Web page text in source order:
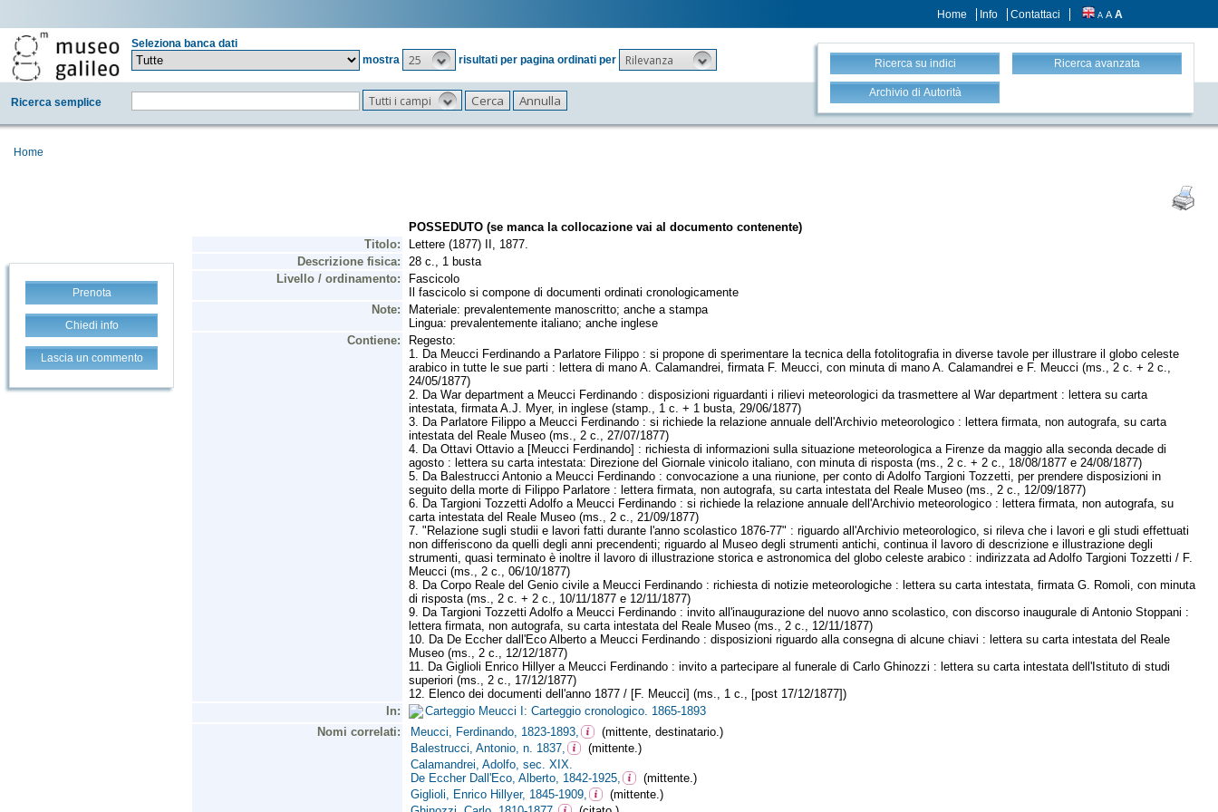
Home Info Contattaci A A A
Seleziona banca dati
mostra
25 risultati per pagina ordinati per Rilevanza
Ricerca semplice Tutti i campi
Ricerca su indici Ricerca avanzata
Archivio di Autorità
Home
Prenota
Chiedi info
Lascia un commento